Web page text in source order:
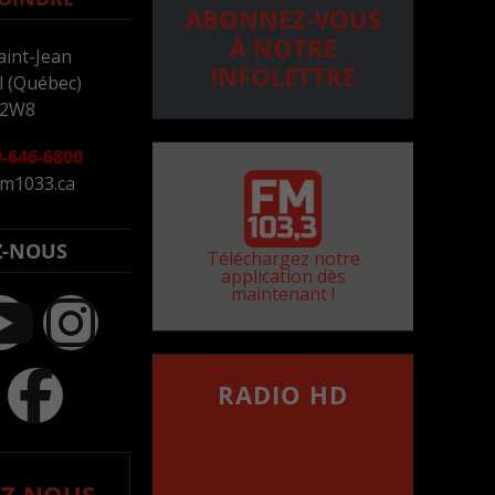
Jean
646-6800
NOUS
ABONNEZ-VOUS
À NOTRE
INFOLETTRE
Téléchargez notre
application dès
maintenant !
RADIO HD